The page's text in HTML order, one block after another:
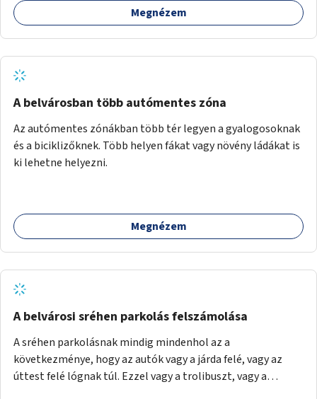
Dózsa György útig, és kapcsolatot kell biztosítani az István
útig, majd a Városliget belváros felé eső oldalán a Zichy
Mihály útról kapcsolatot kell létesíteni a Damjanich utca
felé.
Megnézem
A belvárosban több autómentes zóna
Az autómentes zónákban több tér legyen a gyalogosoknak
és a biciklizőknek. Több helyen fákat vagy növény ládákat is
ki lehetne helyezni.
Megnézem
A belvárosi sréhen parkolás felszámolása
A sréhen parkolásnak mindig mindenhol az a
következménye, hogy az autók vagy a járda felé, vagy az
úttest felé lógnak túl. Ezzel vagy a trolibuszt, vagy a